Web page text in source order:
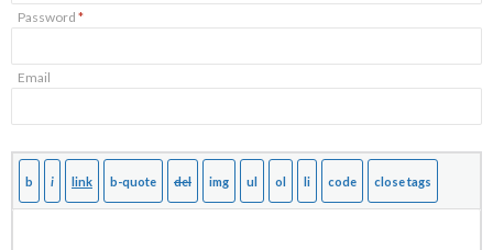
Password *
Email